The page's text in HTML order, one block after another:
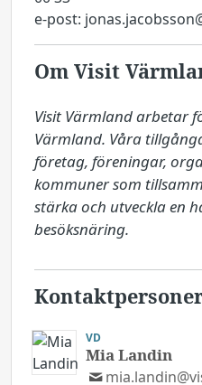
e-post:
Om Visit
Visit Värmland arbetar
Värmland. Våra
företag, föreningar,
kommuner som
stärka och utveckla en
besöksnäring.
VD
Mia Landin